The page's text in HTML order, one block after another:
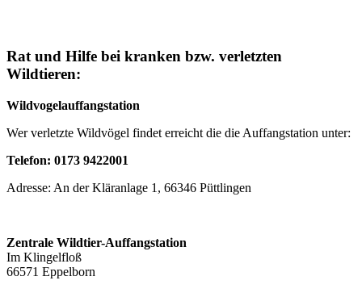
Rat und Hilfe bei kranken bzw. verletzten
Wildtieren:
Wildvogelauffangstation
Wer verletzte Wildvögel findet erreicht die die Auffangstation unter:
Telefon: 0173 9422001
Adresse: An der Kläranlage 1, 66346 Püttlingen
Zentrale Wildtier-Auffangstation
Im Klingelfloß
66571 Eppelborn